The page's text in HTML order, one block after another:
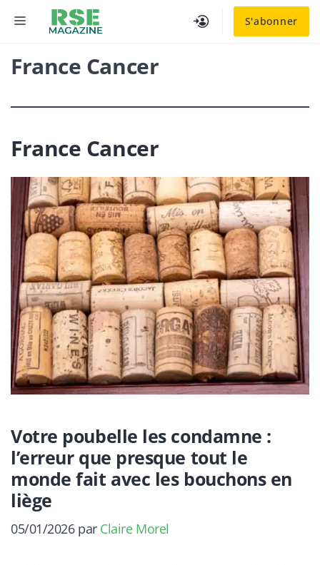
S'abonner
MENU
France Cancer
France Cancer
Votre poubelle les condamne :
l’erreur que presque tout le
monde fait avec les bouchons en
liège
05/01/2026 par Claire Morel